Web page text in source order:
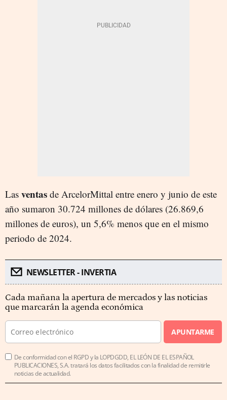
Las ventas de ArcelorMittal entre enero y junio de este
año sumaron 30.724 millones de dólares (26.869,6
millones de euros), un 5,6% menos que en el mismo
periodo de 2024.
NEWSLETTER - INVERTIA
Cada mañana la apertura de mercados y las noticias
que marcarán la agenda económica
APUNTARME
De conformidad con el RGPD y la LOPDGDD, EL LEÓN DE EL ESPAÑOL
PUBLICACIONES, S.A. tratará los datos facilitados con la finalidad de remitirle
noticias de actualidad.